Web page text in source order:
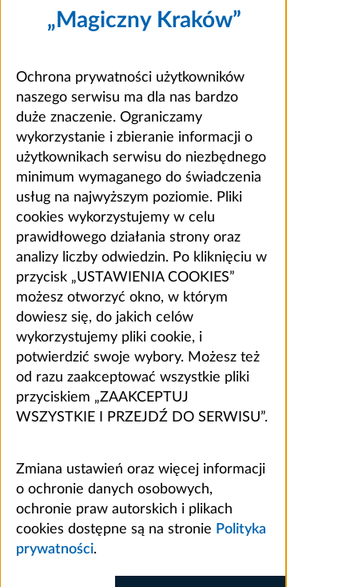
„Magiczny Kraków”
Ochrona prywatności użytkowników
naszego serwisu ma dla nas bardzo
duże znaczenie. Ograniczamy
wykorzystanie i zbieranie informacji o
użytkownikach serwisu do niezbędnego
minimum wymaganego do świadczenia
usług na najwyższym poziomie. Pliki
cookies wykorzystujemy w celu
prawidłowego działania strony oraz
analizy liczby odwiedzin. Po kliknięciu w
przycisk „USTAWIENIA COOKIES”
możesz otworzyć okno, w którym
dowiesz się, do jakich celów
wykorzystujemy pliki cookie, i
potwierdzić swoje wybory. Możesz też
od razu zaakceptować wszystkie pliki
przyciskiem „ZAAKCEPTUJ
WSZYSTKIE I PRZEJDŹ DO SERWISU”.
Zmiana ustawień oraz więcej informacji
o ochronie danych osobowych,
ochronie praw autorskich i plikach
cookies dostępne są na stronie Polityka
prywatności.